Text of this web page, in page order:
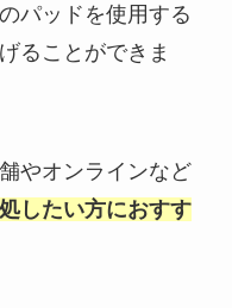
パッドを使用する
ることができま
やオンラインなど
したい方におすす